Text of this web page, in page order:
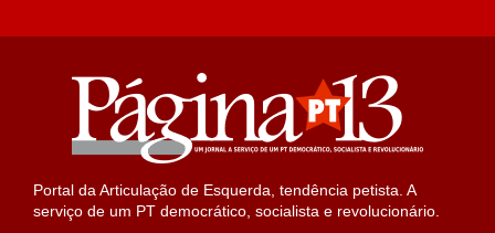
Portal da Articulação de Esquerda, tendência petista. A
serviço de um PT democrático, socialista e revolucionário.